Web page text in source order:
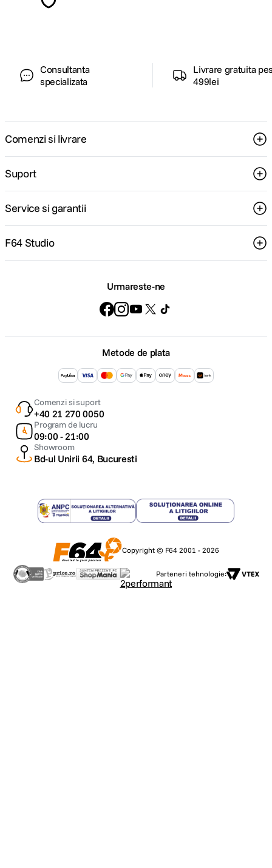
Consultanta
specializata
Livrare gratuita
499lei
Comenzi si livrare
Suport
Service si garantii
F64 Studio
Urmareste-ne
Metode de plata
Comenzi si suport
+40 21 270 0050
Program de lucru
09:00 - 21:00
Showroom
Bd-ul Unirii 64, Bucuresti
Copyright © F64 2001 - 2026
Parteneri tehnologie: